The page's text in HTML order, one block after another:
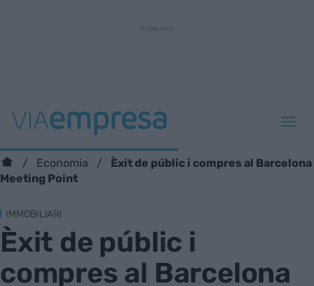
Economia
Èxit de públic i compres al Barcelona
Meeting Point
IMMOBILIARI
Èxit de públic i
compres al Barcelona